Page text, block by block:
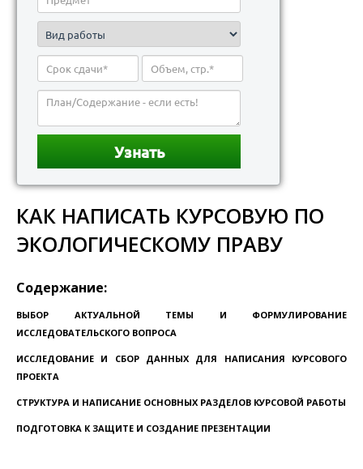
КАК НАПИСАТЬ КУРСОВУЮ ПО
ЭКОЛОГИЧЕСКОМУ ПРАВУ
Содержание:
ВЫБОР АКТУАЛЬНОЙ ТЕМЫ И ФОРМУЛИРОВАНИЕ
ИССЛЕДОВАТЕЛЬСКОГО ВОПРОСА
ИССЛЕДОВАНИЕ И СБОР ДАННЫХ ДЛЯ НАПИСАНИЯ КУРСОВОГО
ПРОЕКТА
СТРУКТУРА И НАПИСАНИЕ ОСНОВНЫХ РАЗДЕЛОВ КУРСОВОЙ РАБОТЫ
ПОДГОТОВКА К ЗАЩИТЕ И СОЗДАНИЕ ПРЕЗЕНТАЦИИ